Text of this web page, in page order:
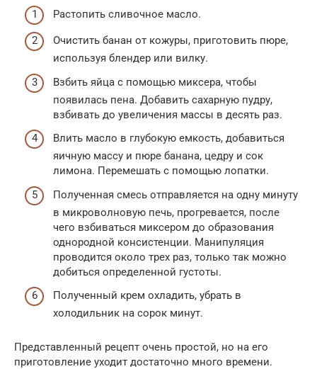
Растопить сливочное масло.
Очистить банан от кожуры, приготовить пюре,
используя блендер или вилку.
Взбить яйца с помощью миксера, чтобы
появилась пена. Добавить сахарную пудру,
взбивать до увеличения массы в десять раз.
Влить масло в глубокую емкость, добавиться
яичную массу и пюре банана, цедру и сок
лимона. Перемешать с помощью лопатки.
Полученная смесь отправляется на одну минуту
в микроволновую печь, прогревается, после
чего взбиваться миксером до образования
однородной консистенции. Манипуляция
проводится около трех раз, только так можно
добиться определенной густоты.
Полученный крем охладить, убрать в
холодильник на сорок минут.
Представленный рецепт очень простой, но на его
приготовление уходит достаточно много времени.